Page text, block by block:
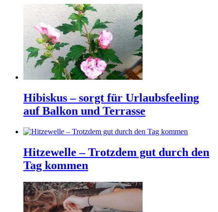
Hibiskus – sorgt für Urlaubsfeeling
auf Balkon und Terrasse
Hitzewelle – Trotzdem gut durch den
Tag kommen